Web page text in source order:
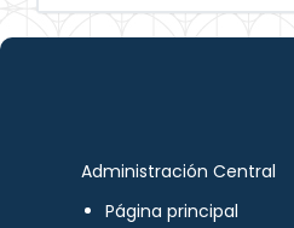
Administración Central
Página principal